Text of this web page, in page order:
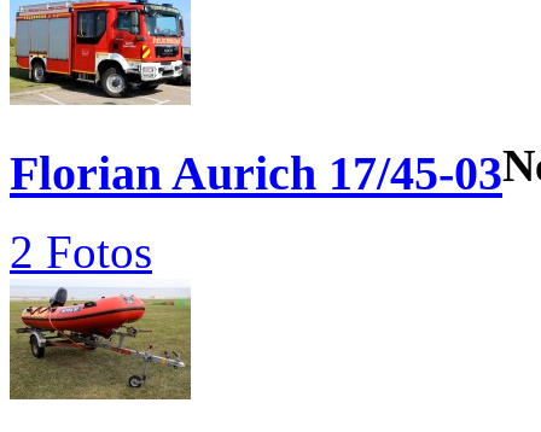
Florian Aurich 17/45-03
2 Fotos